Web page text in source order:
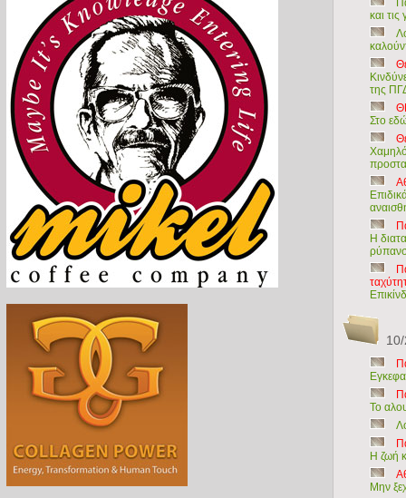
και
της
Στο
Η
Το
Η ζωή
Μην